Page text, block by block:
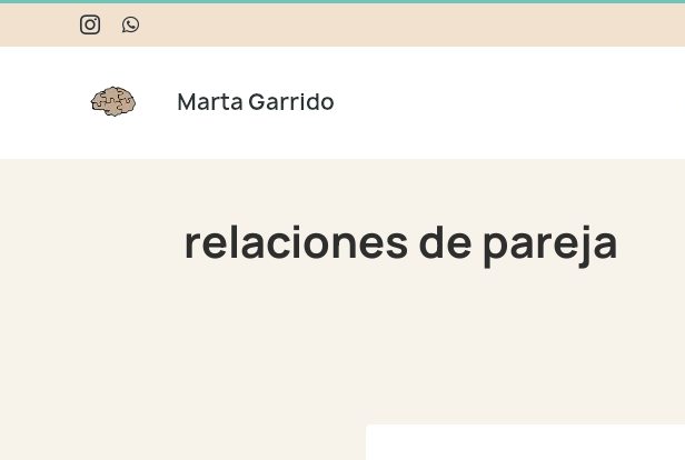
to
InstagramWhatsApp
relaciones de pareja